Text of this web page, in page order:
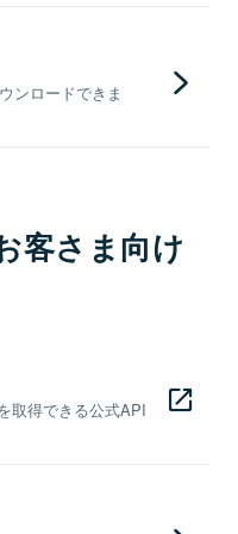
ンロードできま
客さま向け
取得できる公式API